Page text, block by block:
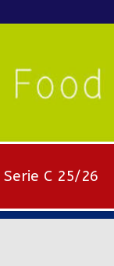
Serie C 25/26